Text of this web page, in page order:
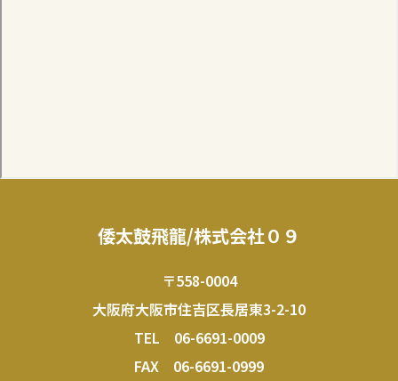
倭太鼓飛龍/株式会社０９
〒558-0004
大阪府大阪市住吉区長居東3-2-10
TEL 06-6691-0009
FAX 06-6691-0999